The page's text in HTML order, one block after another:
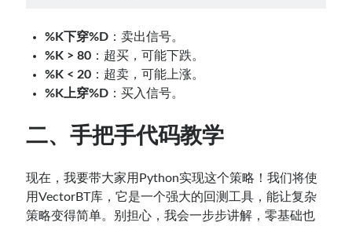
%K下穿%D ：卖出信号。
%K > 80 ：超买，可能下跌。
%K < 20 ：超卖，可能上涨。
%K上穿%D ：买入信号。
二、手把手代码教学
现在，我要带大家用Python实现这个策略！我们将使
用VectorBT库，它是一个强大的回测工具，能让复杂
策略变得简单。别担心，我会一步步讲解，零基础也